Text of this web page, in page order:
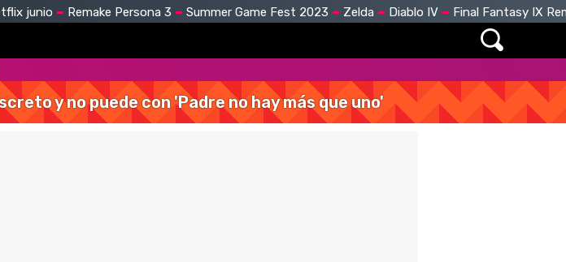
junio Remake Persona 3 Summer Game Fest 2023 Zelda Diablo IV Final Fantasy IX
y no puede con 'Padre no hay más que uno'